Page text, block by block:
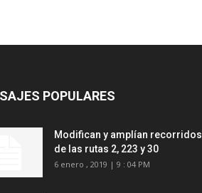
POPULARES
Modifican y amplían recorridos
de las rutas 2, 223 y 30
6 enero , 2019 | 9 : 04 PM